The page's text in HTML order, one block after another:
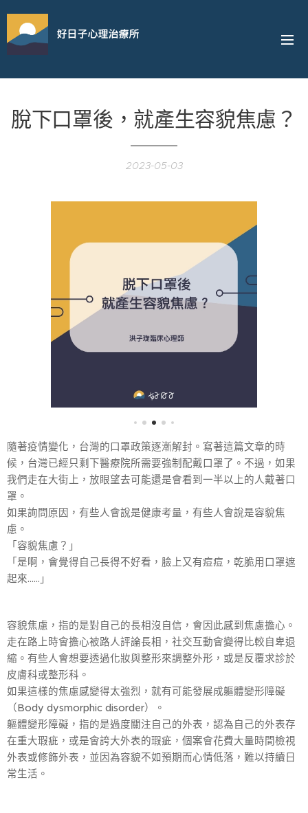
好日子心理治療所
脫下口罩後，就產生容貌焦慮？
2023-05-03
隨著疫情變化，台灣的口罩政策逐漸解封。寫著這篇文章的時
候，台灣已經只剩下醫療院所需要強制配戴口罩了。不過，如果
我們走在大街上，放眼望去可能還是會看到一半以上的人戴著口
罩。
如果詢問原因，有些人會說是健康考量，有些人會說是容貌焦
慮。
「容貌焦慮？」
「是啊，會覺得自己長得不好看，臉上又有痘痘，乾脆用口罩遮
起來……」
容貌焦慮，指的是對自己的長相沒自信，會因此感到焦慮擔心。
走在路上時會擔心被路人評論長相，社交互動會變得比較自卑退
縮。有些人會想要透過化妝與整形來調整外形，或是反覆求診於
皮膚科或整形科。
如果這樣的焦慮感變得太強烈，就有可能發展成軀體變形障礙
（Body dysmorphic disorder）。
軀體變形障礙，指的是過度關注自己的外表，認為自己的外表存
在重大瑕疵，或是會誇大外表的瑕疵，個案會花費大量時間檢視
外表或修飾外表，並因為容貌不如預期而心情低落，難以持續日
常生活。